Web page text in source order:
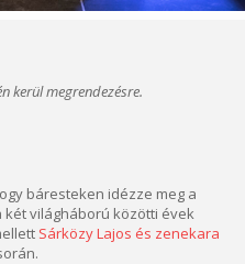
kerül megrendezésre.
báresteken idézze meg a
két világháború közötti évek
Sárközy Lajos és zenekara